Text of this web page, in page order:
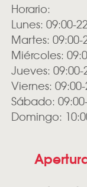
Horario:
Lunes: 09:00-
Martes: 09:00-
Miércoles:
Jueves: 09:00-
Viernes:
Sábado:
Domingo: